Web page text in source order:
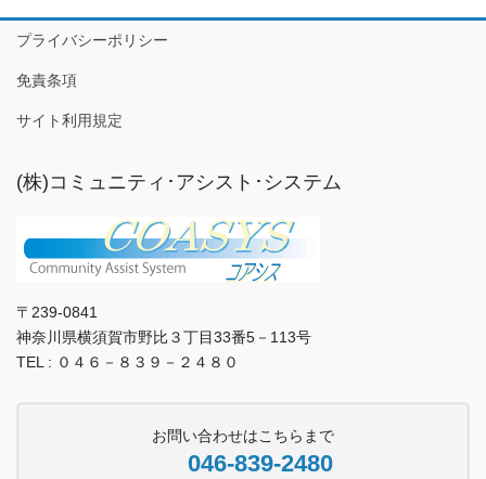
プライバシーポリシー
免責条項
サイト利用規定
(株)コミュニティ･アシスト･システム
〒239-0841
神奈川県横須賀市野比３丁目33番5－113号
TEL : ０４６－８３９－２４８０
お問い合わせはこちらまで
046-839-2480